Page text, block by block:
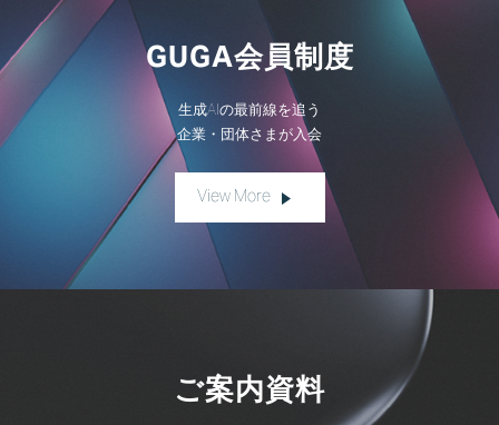
GUGA会員制度
生成AIの最前線を追う
企業・団体さまが入会
View More
ご案内資料